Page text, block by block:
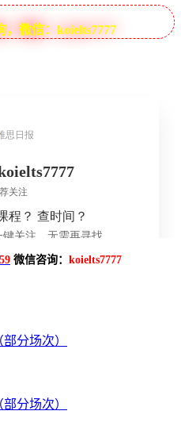
微信：koielts7777
微信咨询： koielts7777
分场次）
分场次）